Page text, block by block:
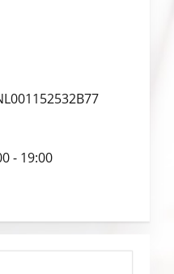
- 19:00